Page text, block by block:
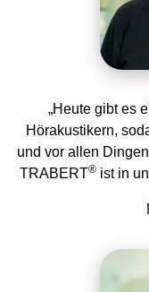
„Heute gibt es
Hörakustikern,
und vor allen
TRABERT®ist in